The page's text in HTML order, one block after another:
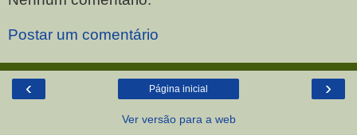
Postar um comentário
‹ ›
Página inicial
Ver versão para a web